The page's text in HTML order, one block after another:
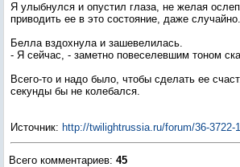
Я улыбнулся и опустил глаза, не желая
приводить ее в это состояние, даже
Белла вздохнула и зашевелилась.
- Я сейчас, - заметно повеселевшим тоном
Всего-то и надо было, чтобы сделать ее
секунды бы не колебался.
Источник: http://twilightrussia.ru/forum/36-3722-
Всего комментариев: 45